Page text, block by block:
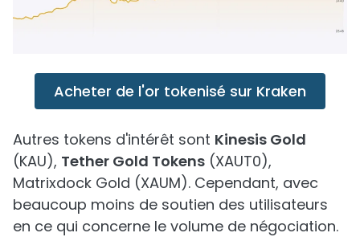
Acheter de l'or tokenisé sur Kraken
Autres tokens d'intérêt sont Kinesis Gold
(KAU), Tether Gold Tokens (XAUT0),
Matrixdock Gold (XAUM). Cependant, avec
beaucoup moins de soutien des utilisateurs
en ce qui concerne le volume de négociation.